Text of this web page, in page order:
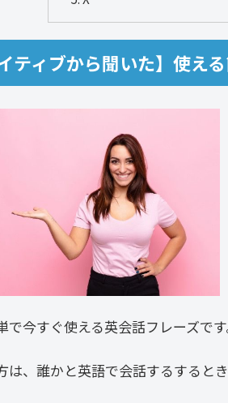
イティブから聞いた】使え
で今すぐ使える英会話フレーズです
は、誰かと英語で会話するすると